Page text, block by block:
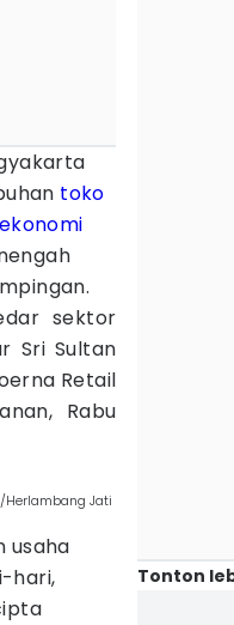
toko
ekonomi
sektor
Sri Sultan
Retail
Rabu
Herlambang Jati
usaha
hari,
Tonton